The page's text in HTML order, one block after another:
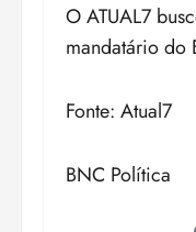
O ATUAL7
mandatário do
Fonte: Atual7
BNC Política